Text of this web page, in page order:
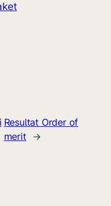
Resultat Order of
merit
→